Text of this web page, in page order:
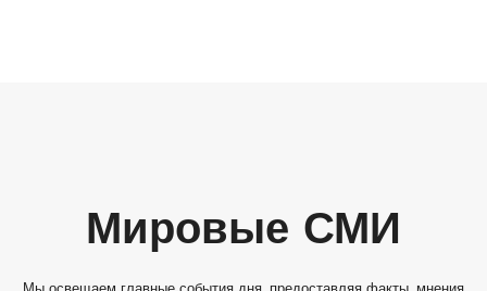
Мировые СМИ